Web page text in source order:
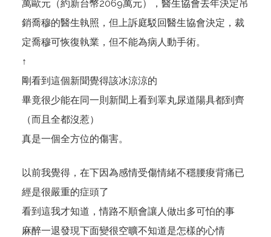
萬歐元（約新台幣2069萬元），醫生協會去年決定吊
銷喬穆的醫生執照，但上訴庭駁回醫生協會決定，裁
定喬穆可恢復執業，但不能為病人動手術。
↑
剛看到這個新聞覺得該冰涼涼的
畢竟很少能在同一則新聞上看到睪丸尿道陽具都到齊
（而且全都沒惹）
真是一個全方位的傷害。
以前我覺得，在下因為感情受傷情緒不穩腰痠背痛已
經是很嚴重的症頭了
看到這我才知道，情路不順會讓人做出多可怕的事
麻醉一退發現下面變很空曠不知道是怎樣的心情